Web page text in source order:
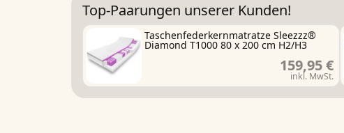
Top-Paarungen unserer Kunden!
Taschenfederkernmatratze Sleezzz®
Diamond T1000 80 x 200 cm H2/H3
159,95 €
inkl. MwSt.